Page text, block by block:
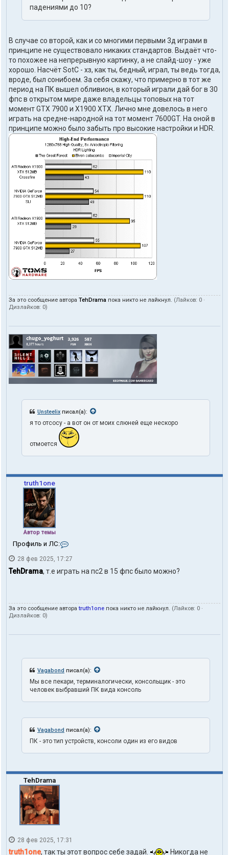
падениями до 10?
В случае со второй, как и со многими первыми 3д играми в
принципе не существовало никаких стандартов. Выдаёт что-
то похожее на непрерывную картинку, а не слайд-шоу - уже
хорошо. Насчёт SotC - хз, как ты, бедный, играл, ты ведь тогда,
вроде, был сонибоем. За себя скажу, что примерно в тот же
период на ПК вышел обливион, в который играли дай бог в 30
фпс в открытом мире даже владельцы топовых на тот
момент GTX 7900 и X1900 XTX. Лично мне довелось в него
играть на средне-народной на тот момент 7600GT. На оной в
принципе можно было забыть про высокие настройки и HDR.
За это сообщение автора TehDrama пока никто не лайкнул. (Лайков: 0 ·
Дизлайков: 0)
Unsteelix писал(а):
я то отсосу - а вот он от моих слюней еще нескоро
отмоется
truth1one
Автор темы
Профиль и ЛС:
н
т
а
п
ь
в
т
е
л
r
t
h
e
28 фев 2025, 17:27
TehDrama, т.е играть на пс2 в 15 фпс было можно?
За это сообщение автораtruth1one пока никто не лайкнул. (Лайков: 0 ·
Дизлайков: 0)
Vagabond писал(а):
Мы все пекари, терминалогически, консольщик - это
человек выбравший ПК вида консоль
Vagabond писал(а):
ПК - это тип устройств, консоли один из его видов
TehDrama
28 фев 2025, 17:31
truth1one, так ты этот вопрос себе задай.
Никогда не